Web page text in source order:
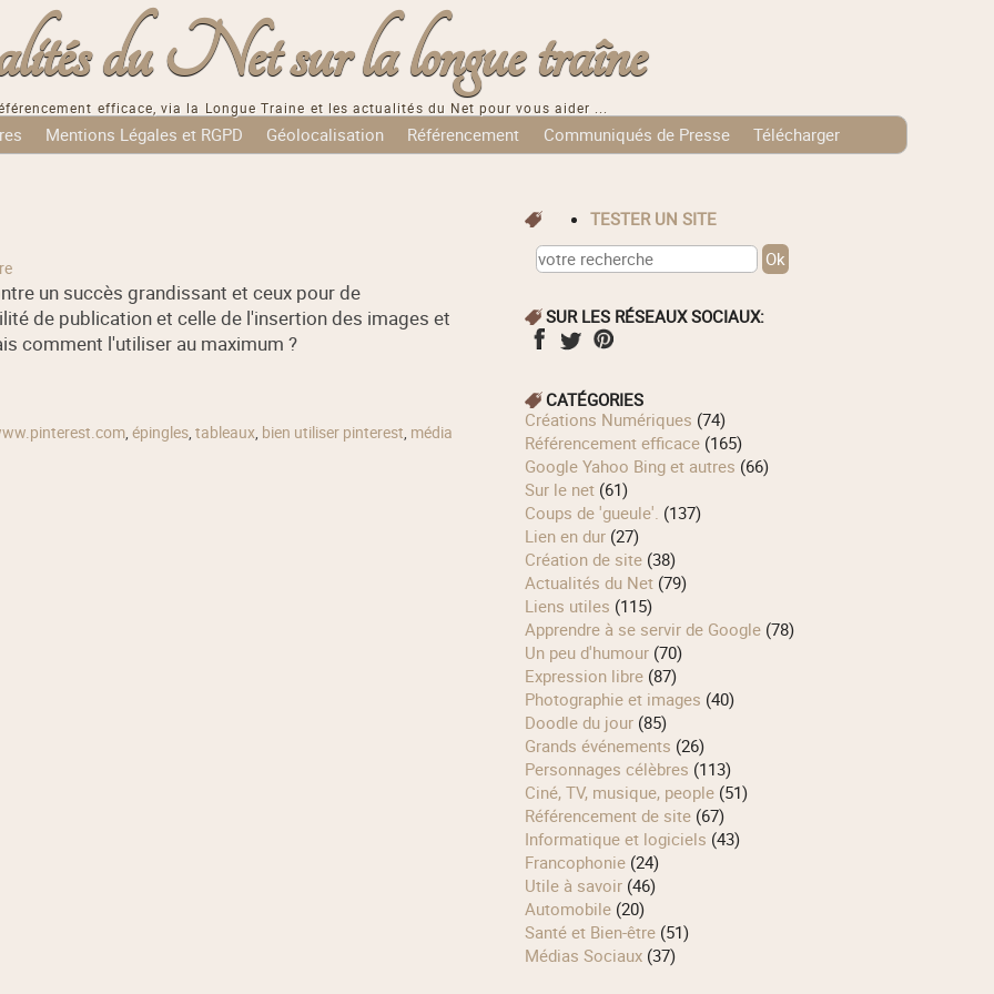
du Net sur la longue traîne
efficace, via la Longue Traine et les actualités du Net pour vous aider ...
Mentions Légales et RGPD Géolocalisation Référencement Communiqués de Presse
Télécharger
un succès grandissant et ceux pour de
de publication et celle de l'insertion des images et
comment l'utiliser au maximum ?
, épingles, tableaux, bien utiliser pinterest, média
TESTER UN SITE
SUR LES RÉSEAUX SOCIAUX:
CATÉGORIES
Créations Numériques (74)
Référencement efficace(165)
Google Yahoo Bing et autres (66)
Sur le net(61)
Coups de 'gueule'. (137)
Lien en dur(27)
Création de site(38)
Actualités du Net(79)
Liens utiles (115)
Apprendre à se servir de Google(78)
Un peu d'humour(70)
Expression libre(87)
Photographie et images (40)
Doodle du jour(85)
Grands événements (26)
Personnages célèbres (113)
Ciné, TV, musique, people(51)
Référencement de site(67)
Informatique et logiciels (43)
Francophonie(24)
Utile à savoir(46)
Automobile(20)
Santé et Bien-être(51)
Médias Sociaux(37)